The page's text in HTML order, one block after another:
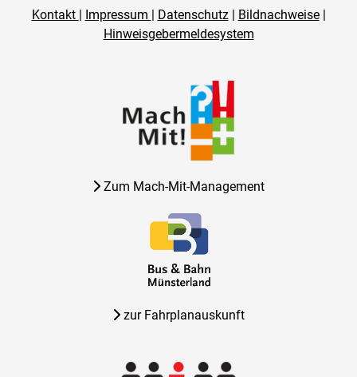
Kontakt | Impressum | Datenschutz| Bildnachweise|
Hinweisgebermeldesystem
Zum Mach-Mit-Management
zur Fahrplanauskunft